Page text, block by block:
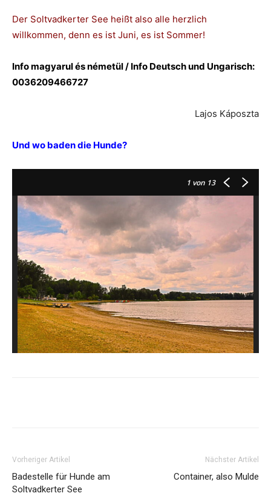
Der Soltvadkerter See heißt also alle herzlich
willkommen, denn es ist Juni, es ist Sommer!
Info magyarul és németül / Info Deutsch und Ungarisch:
0036209466727
Lajos Káposzta
Und wo baden die Hunde?
1 von 13
Vorheriger Artikel
Badestelle für Hunde am
Soltvadkerter See
Nächster Artikel
Container, also Mulde